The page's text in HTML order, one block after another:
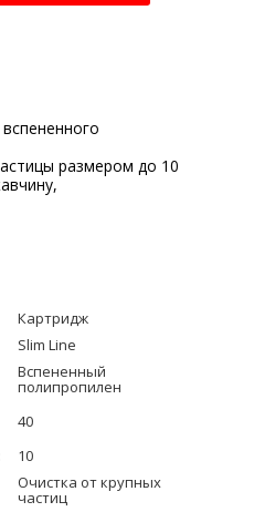
размером до 10
Картридж
Slim Line
Вспененный
полипропилен
40
10
Очистка от крупных
частиц